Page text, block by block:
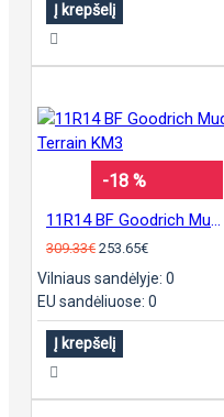
Į krepšelį
-18 %
11R14 BF Goodrich Mud Terrain KM3
309.33€ 253.65€
Vilniaus sandėlyje: 0
EU sandėliuose: 0
Į krepšelį